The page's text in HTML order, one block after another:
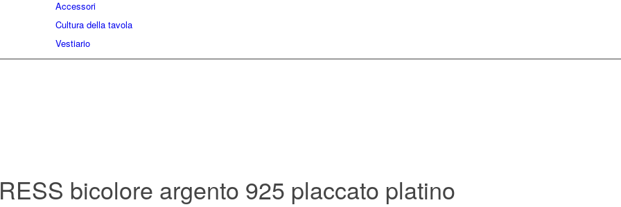
Accessori
Cultura della tavola
Vestiario
bicolore argento 925 placcato platino